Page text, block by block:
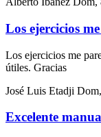
Los ejercicios
Los ejercicios me
útiles. Gracias
José Luis Etadji
Excelente